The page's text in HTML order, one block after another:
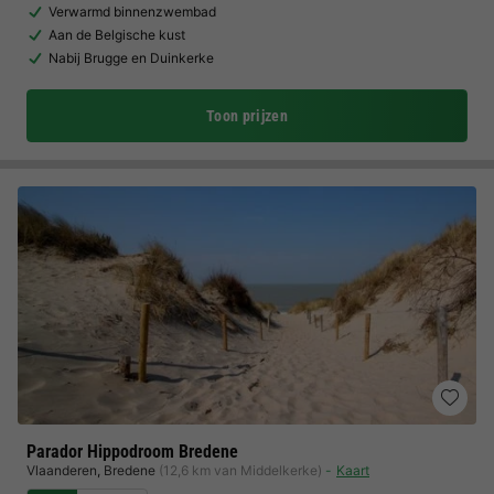
Verwarmd binnenzwembad
Aan de Belgische kust
Nabij Brugge en Duinkerke
Toon prijzen
Parador Hippodroom Bredene
Vlaanderen, Bredene (12,6 km van Middelkerke) Kaart